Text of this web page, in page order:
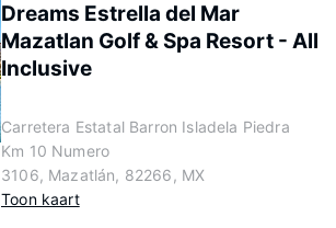
Dreams Estrella del Mar
Mazatlan Golf & Spa Resort - All
Inclusive
Carretera Estatal Barron Isladela Piedra
Km 10 Numero
3106, Mazatlán, 82266, MX
Toon kaart